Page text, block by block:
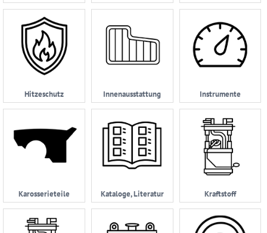
05232
962114
Hitzeschutz Innenausstattung Instrumente
Karosserieteile Kataloge, Literatur Kraftstoff